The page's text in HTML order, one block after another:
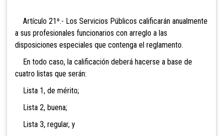
Artículo 21º.- Los Servicios Públicos calificarán anualmente
a sus profesionales funcionarios con arreglo a las
disposiciones especiales que contenga el reglamento.
En todo caso, la calificación deberá hacerse a base de
cuatro listas que serán:
Lista 1, de mérito;
Lista 2, buena;
Lista 3, regular, y